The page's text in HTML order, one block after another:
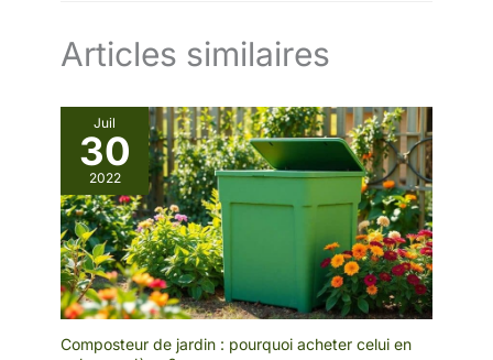
Articles similaires
Juil
30
2022
Composteur de jardin : pourquoi acheter celui en